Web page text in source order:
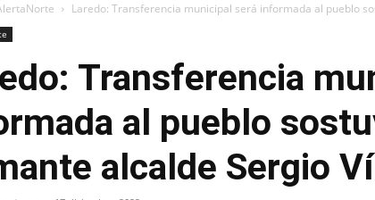
Laredo: Transferencia municipal será informada al pueblo
Transferencia
al pueblo
alcalde Sergio